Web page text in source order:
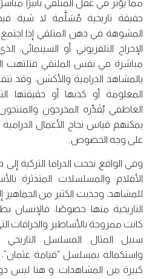
مما يؤثر في عقل المتلقي تأثيرًا
حقيقة تاريخية مُسَلَّمة لا شية
المشوهة في ذهن المتلقي إذا
الإخراج التلفزيوني أو السينمائي،
مباشرة في نفس الملتقي فتلتهب
بالمشاهد الدرامية والأكشن، وقد
المعلومة أو كذبها أو حقيقتها
العاطفي يُقَدِّره المخرجون
يمكنهم قياس نجاح الأعمال الدرامية
على وجه الخصوص.
وفي الواقع نجحت الدراما التركية
الأفلام والمسلسلات المتدثرة
للمشاهد، وجذبت الكثير من
التاريخية منها خصوصًا، فالإنسان
كانت ممزوجة بالأساطير والخرافات
سبيل المثال المسلسل التاريخي
واستكماله بمسلسل “قيامة
كبيرة من المشاهدات. و هنا ليس